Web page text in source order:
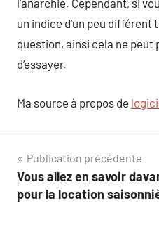
l’anarchie. Cependant, si
un indice d’un peu différent
question, ainsi cela ne peut
d’essayer.
Ma source à propos de
Navigation
de
Publication précédente
Vous allez en savoir
pour la location